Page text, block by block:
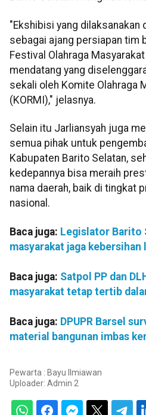
"Ekshibisi yang dilaksanakan
sebagai ajang persiapan tim
Festival Olahraga
mendatang yang
sekali oleh Komite Olahraga
(KORMI)," jelasnya.
Selain itu Jarliansyah juga
semua pihak untuk
Kabupaten Barito Selatan,
kedepannya bisa meraih
nama daerah, baik di tingkat
nasional.
Baca juga: Legislator Barito
masyarakat jaga kebersihan
Baca juga: Satpol PP dan
masyarakat tetap tertib
Baca juga: DPUPR Barsel
material bangunan imbas
Pewarta : Bayu Ilmiawan
Uploader: Admin 2